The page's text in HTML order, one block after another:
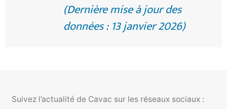
(Dernière mise à jour des
données : 13 janvier 2026)
Suivez l’actualité de Cavac sur les réseaux sociaux :